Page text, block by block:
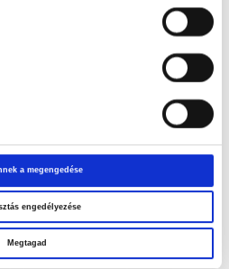
a megengedése
engedélyezése
Megtagad
SZEREPE A SPORTBAN
Táplálkozási tippek